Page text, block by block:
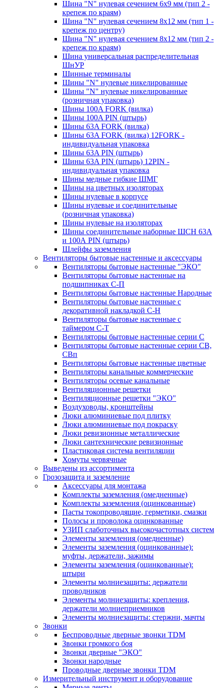
Шина "N" нулевая сечением 6х9 мм (тип 2 -
крепеж по краям)
Шина "N" нулевая сечением 8х12 мм (тип 1 -
крепеж по центру)
Шина "N" нулевая сечением 8х12 мм (тип 2 -
крепеж по краям)
Шина универсальная распределительная
ШнУР
Шинные терминалы
Шины "N" нулевые никелированные
Шины "N" нулевые никелированные
(розничная упаковка)
Шины 100A FORK (вилка)
Шины 100A PIN (штырь)
Шины 63A FORK (вилка)
Шины 63A FORK (вилка) 12FORK -
индивидуальная упаковка
Шины 63A PIN (штырь)
Шины 63A PIN (штырь) 12PIN -
индивидуальная упаковка
Шины медные гибкие ШМГ
Шины на цветных изоляторах
Шины нулевые в корпусе
Шины нулевые и соединительные
(розничная упаковка)
Шины нулевые на изоляторах
Шины соединительные наборные ШСН 63A
и 100А PIN (штырь)
Шлейфы заземления
Вентиляторы бытовые настенные и аксессуары
Вентиляторы бытовые настенные "ЭКО"
Вентиляторы бытовые настенные на
подшипниках С-П
Вентиляторы бытовые настенные Народные
Вентиляторы бытовые настенные с
декоративной накладкой С-Н
Вентиляторы бытовые настенные с
таймером С-Т
Вентиляторы бытовые настенные серии С
Вентиляторы бытовые настенные серии СВ,
СВп
Вентиляторы бытовые настенные цветные
Вентиляторы канальные коммерческие
Вентиляторы осевые канальные
Вентиляционные решетки
Вентиляционные решетки "ЭКО"
Воздуховоды, кронштейны
Люки алюминиевые под плитку
Люки алюминиевые под покраску
Люки ревизионные металлические
Люки сантехнические ревизионные
Пластиковая система вентиляции
Хомуты червячные
Выведены из ассортимента
Грозозащита и заземление
Аксессуары для монтажа
Комплекты заземления (омедненные)
Комплекты заземления (оцинкованные)
Пасты токопроводящие, герметики, смазки
Полосы и проволока оцинкованные
УЗИП слаботочных высокочастотных систем
Элементы заземления (омедненные)
Элементы заземления (оцинкованные):
муфты, держатели, зажимы
Элементы заземления (оцинкованные):
штыри
Элементы молниезащиты: держатели
проводников
Элементы молниезащиты: крепления,
держатели молниеприемников
Элементы молниезащиты: стержни, мачты
Звонки
Беспроводные дверные звонки TDM
Звонки громкого боя
Звонки дверные "ЭКО"
Звонки народные
Проводные дверные звонки TDM
Измерительный инструмент и оборудование